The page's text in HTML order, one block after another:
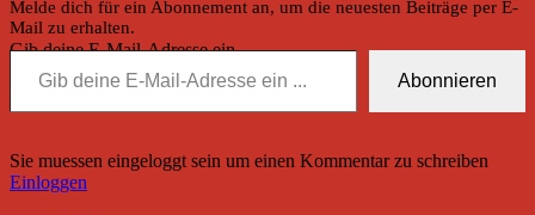
Melde dich für ein Abonnement an, um die neuesten Beiträge per E-
Mail zu erhalten.
Gib deine E-Mail-Adresse ein ...
Abonnieren
Sie muessen eingeloggt sein um einen Kommentar zu schreiben
Einloggen